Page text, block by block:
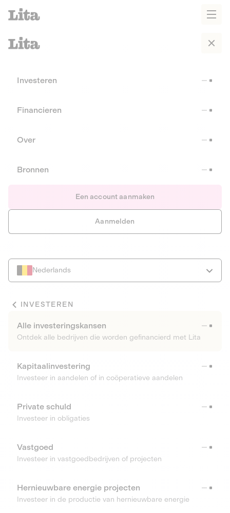
Investeren
Financieren
Over
Bronnen
Een account aanmaken
Aanmelden
Nederlands
INVESTEREN
Alle investeringskansen
Ontdek alle bedrijven die worden gefinancierd met Lita
Kapitaalinvestering
Investeer in aandelen of in coöperatieve aandelen
Private schuld
Investeer in obligaties
Vastgoed
Investeer in vastgoedbedrijven of projecten
Hernieuwbare energie projecten
Investeer in de productie van hernieuwbare energie